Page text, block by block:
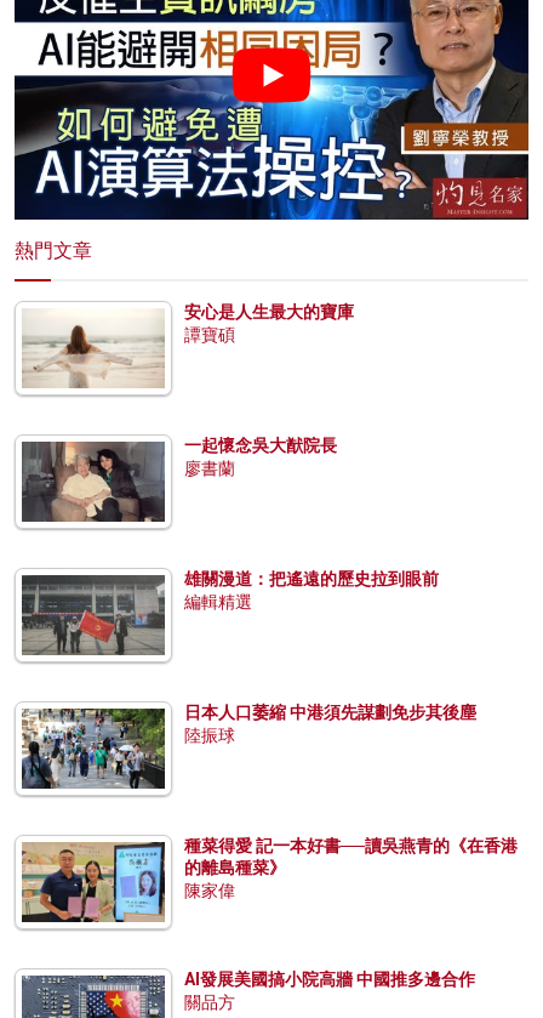
熱門文章
安心是人生最大的寶庫
譚寶碩
一起懷念吳大猷院長
廖書蘭
雄關漫道：把遙遠的歷史拉到眼前
編輯精選
日本人口萎縮 中港須先謀劃免步其後塵
陸振球
種菜得愛 記一本好書──讀吳燕青的《在香港
的離島種菜》
陳家偉
AI發展美國搞小院高牆 中國推多邊合作
關品方